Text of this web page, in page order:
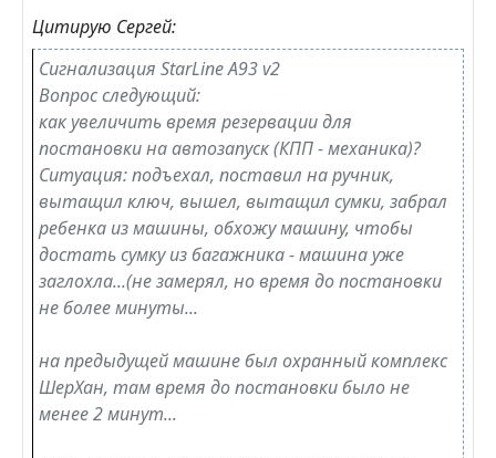
Цитирую Сергей:
Сигнализация StarLine А93 v2
Вопрос следующий:
как увеличить время резервации для
постановки на автозапуск (КПП - механика)?
Ситуация: подъехал, поставил на ручник,
вытащил ключ, вышел, вытащил сумки, забрал
ребенка из машины, обхожу машину, чтобы
достать сумку из багажника - машина уже
заглохла...(не замерял, но время до постановки
не более минуты...
на предыдущей машине был охранный комплекс
ШерХан, там время до постановки было не
менее 2 минут...